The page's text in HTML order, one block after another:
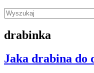
Wyszukaj:
drabinka
Jaka drabina do